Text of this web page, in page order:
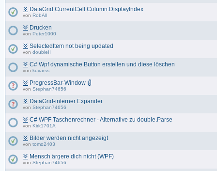
DataGrid.CurrentCell.Column.DisplayIndex
von RobAll
Drucken
von Peter1000
SelectedItem not being updated
von doubleII
C# Wpf dynamische Button erstellen und diese löschen
von kuvarss
ProgressBar-Window
von Stephan74656
DataGrid-interner Expander
von Stephan74656
C# WPF Taschenrechner - Alternative zu double.Parse
von Kirk1701A
Bilder werden nicht angezeigt
von tomo2403
Mensch ärgere dich nicht (WPF)
von Stephan74656